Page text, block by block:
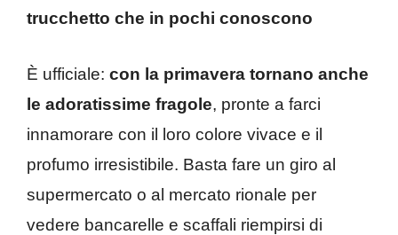
trucchetto che in pochi conoscono
È ufficiale: con la primavera tornano anche
le adoratissime fragole, pronte a farci
innamorare con il loro colore vivace e il
profumo irresistibile. Basta fare un giro al
supermercato o al mercato rionale per
vedere bancarelle e scaffali riempirsi di